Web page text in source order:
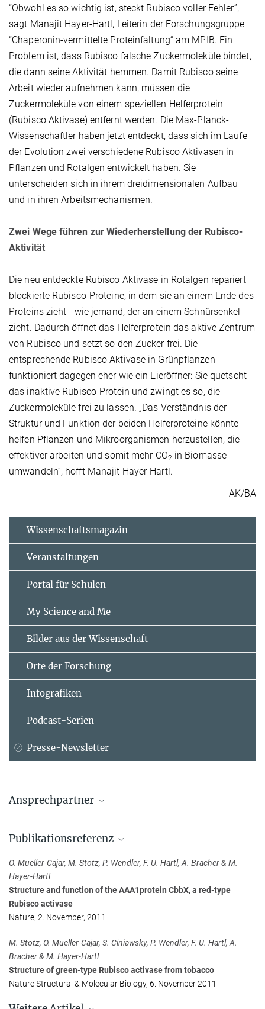
“Obwohl es so wichtig ist, steckt Rubisco voller Fehler”,
sagt Manajit Hayer-Hartl, Leiterin der Forschungsgruppe
“Chaperonin-vermittelte Proteinfaltung“ am MPIB. Ein
Problem ist, dass Rubisco falsche Zuckermoleküle bindet,
die dann seine Aktivität hemmen. Damit Rubisco seine
Arbeit wieder aufnehmen kann, müssen die
Zuckermoleküle von einem speziellen Helferprotein
(Rubisco Aktivase) entfernt werden. Die Max-Planck-
Wissenschaftler haben jetzt entdeckt, dass sich im Laufe
der Evolution zwei verschiedene Rubisco Aktivasen in
Pflanzen und Rotalgen entwickelt haben. Sie
unterscheiden sich in ihrem dreidimensionalen Aufbau
und in ihren Arbeitsmechanismen.
Zwei Wege führen zur Wiederherstellung der Rubisco-
Aktivität
Die neu entdeckte Rubisco Aktivase in Rotalgen repariert
blockierte Rubisco-Proteine, in dem sie an einem Ende des
Proteins zieht - wie jemand, der an einem Schnürsenkel
zieht. Dadurch öffnet das Helferprotein das aktive Zentrum
von Rubisco und setzt so den Zucker frei. Die
entsprechende Rubisco Aktivase in Grünpflanzen
funktioniert dagegen eher wie ein Eieröffner: Sie quetscht
das inaktive Rubisco-Protein und zwingt es so, die
Zuckermoleküle frei zu lassen. „Das Verständnis der
Struktur und Funktion der beiden Helferproteine könnte
helfen Pflanzen und Mikroorganismen herzustellen, die
effektiver arbeiten und somit mehr CO2 in Biomasse
umwandeln“, hofft Manajit Hayer-Hartl.
AK/BA
Wissenschaftsmagazin
Veranstaltungen
Portal für Schulen
My Science and Me
Bilder aus der Wissenschaft
Orte der Forschung
Infografiken
Podcast-Serien
Presse-Newsletter
Ansprechpartner
Chaperonin-assisted Protein Folding
mhartl@...
Anja Konschak
Max-Planck-Institut für Biochemie, Martinsried
konschak@...
Publikationsreferenz
O. Mueller-Cajar, M. Stotz, P. Wendler, F. U. Hartl, A. Bracher & M.
Hayer-Hartl
Structure and function of the AAA1protein CbbX, a red-type
Rubisco activase
Nature, 2. November, 2011
M. Stotz, O. Mueller-Cajar, S. Ciniawsky, P. Wendler, F. U. Hartl, A.
Bracher & M. Hayer-Hartl
Structure of green-type Rubisco activase from tobacco
Nature Structural & Molecular Biology, 6. November 2011